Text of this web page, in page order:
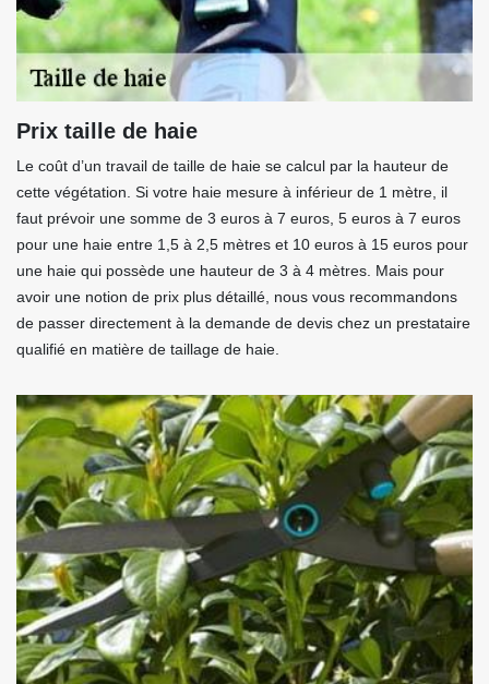
Prix taille de haie
Le coût d’un travail de taille de haie se calcul par la hauteur de
cette végétation. Si votre haie mesure à inférieur de 1 mètre, il
faut prévoir une somme de 3 euros à 7 euros, 5 euros à 7 euros
pour une haie entre 1,5 à 2,5 mètres et 10 euros à 15 euros pour
une haie qui possède une hauteur de 3 à 4 mètres. Mais pour
avoir une notion de prix plus détaillé, nous vous recommandons
de passer directement à la demande de devis chez un prestataire
qualifié en matière de taillage de haie.